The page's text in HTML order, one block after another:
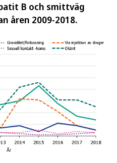
B och smittväg
åren 2009-2018.